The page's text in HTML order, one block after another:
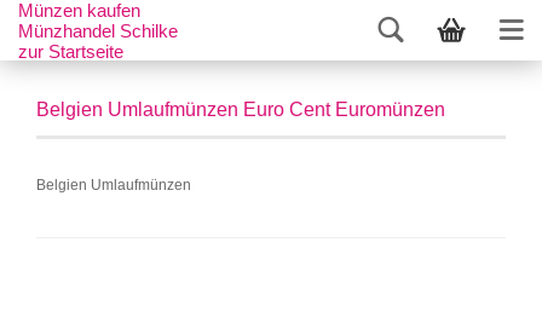
Münzen kaufen
Münzhandel Schilke
zur Startseite
Belgien Umlaufmünzen Euro Cent Euromünzen
Belgien Umlaufmünzen